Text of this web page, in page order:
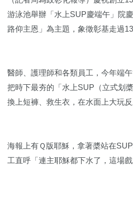
游泳池舉辦「水上SUP慶端午」院
路仰主恩」為主題，象徵彰基走過
醫師、護理師和各類員工，今年端
把時下最夯的「水上SUP（立式划
換上短褲、救生衣，在水面上大玩反
海報上有Ｑ版耶穌，拿著槳站在
工直呼「連主耶穌都下水了，這場戲